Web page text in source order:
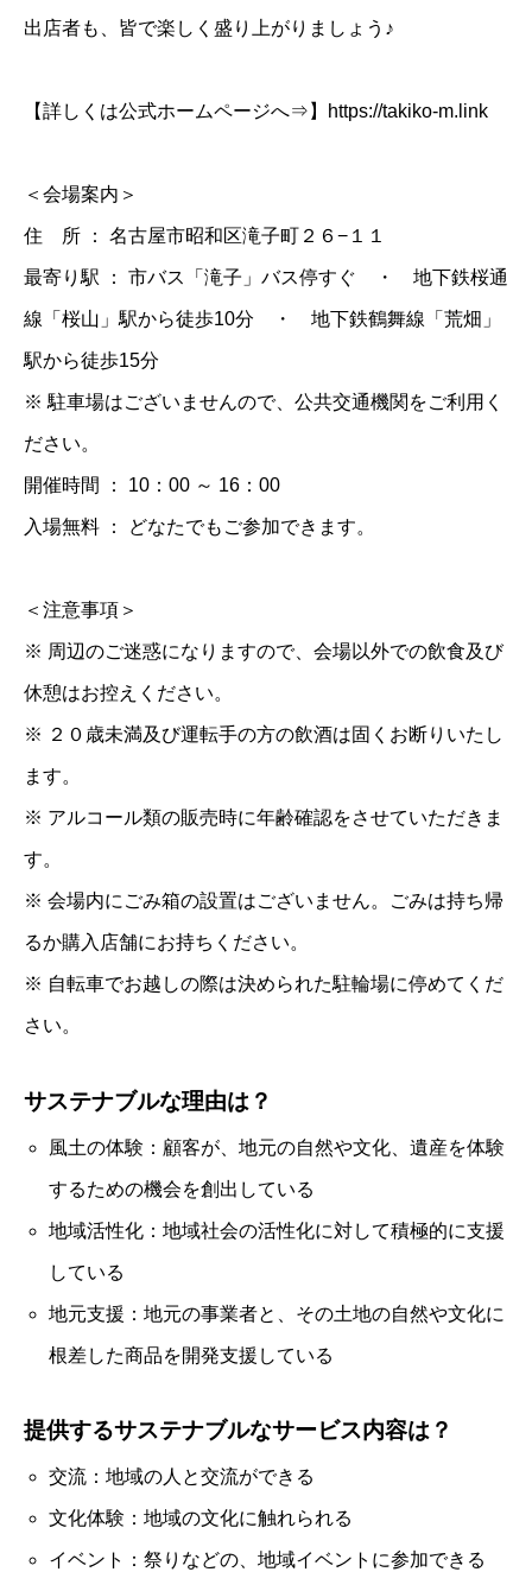
出店者も、皆で楽しく盛り上がりましょう♪
【詳しくは公式ホームページへ⇒】https://takiko-m.link
＜会場案内＞
住 所 ： 名古屋市昭和区滝子町２６−１１
最寄り駅 ： 市バス「滝子」バス停すぐ ・ 地下鉄桜通
線「桜山」駅から徒歩10分 ・ 地下鉄鶴舞線「荒畑」
駅から徒歩15分
※ 駐車場はございませんので、公共交通機関をご利用く
ださい。
開催時間 ： 10：00 ～ 16：00
入場無料 ： どなたでもご参加できます。
＜注意事項＞
※ 周辺のご迷惑になりますので、会場以外での飲食及び
休憩はお控えください。
※ ２０歳未満及び運転手の方の飲酒は固くお断りいたし
ます。
※ アルコール類の販売時に年齢確認をさせていただきま
す。
※ 会場内にごみ箱の設置はございません。ごみは持ち帰
るか購入店舗にお持ちください。
※ 自転車でお越しの際は決められた駐輪場に停めてくだ
さい。
サステナブルな理由は？
風土の体験：顧客が、地元の自然や文化、遺産を体験
するための機会を創出している
地域活性化：地域社会の活性化に対して積極的に支援
している
地元支援：地元の事業者と、その土地の自然や文化に
根差した商品を開発支援している
提供するサステナブルなサービス内容は？
交流：地域の人と交流ができる
文化体験：地域の文化に触れられる
イベント：祭りなどの、地域イベントに参加できる